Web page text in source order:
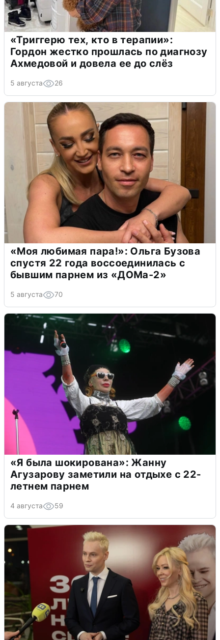
«Триггерю тех, кто в терапии»:
Гордон жестко прошлась по диагнозу
Ахмедовой и довела ее до слёз
5 августа 26
«Моя любимая пара!»: Ольга Бузова
спустя 22 года воссоединилась с
бывшим парнем из «ДОМа-2»
5 августа 70
«Я была шокирована»: Жанну
Агузарову заметили на отдыхе с 22-
летнем парнем
4 августа 59